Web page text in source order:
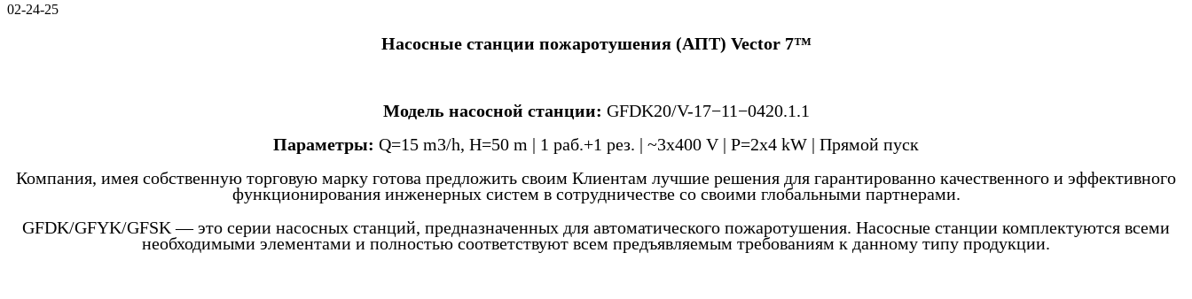
02-24-25
Насосные станции пожаротушения (АПТ) Vector 7™
Модель насосной станции: GFDK20/V-17−11−0420.1.1
Параметры: Q=15 m3/h, H=50 m | 1 раб.+1 рез. | ~3x400 V | P=2x4 kW | Прямой пуск
Компания, имея собственную торговую марку готова предложить своим Клиентам лучшие решения для гарантированно качественного и эффективного
функционирования инженерных систем в сотрудничестве со своими глобальными партнерами.
GFDK/GFYK/GFSK — это серии насосных станций, предназначенных для автоматического пожаротушения. Насосные станции комплектуются всеми
необходимыми элементами и полностью соответствуют всем предъявляемым требованиям к данному типу продукции.